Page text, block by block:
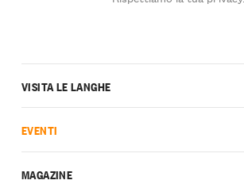
VISITA LE LANGHE
EVENTI
MAGAZINE